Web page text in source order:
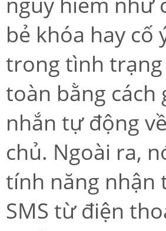
bẻ khóa hay cố
trong tình trạng
toàn bằng cách
nhắn tự động
chủ. Ngoài ra,
tính năng nhận
SMS từ điện